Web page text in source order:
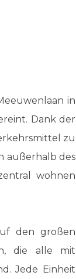
in
Dank der
zu
außerhalb des
wohnen
den großen
die alle mit
Jede Einheit